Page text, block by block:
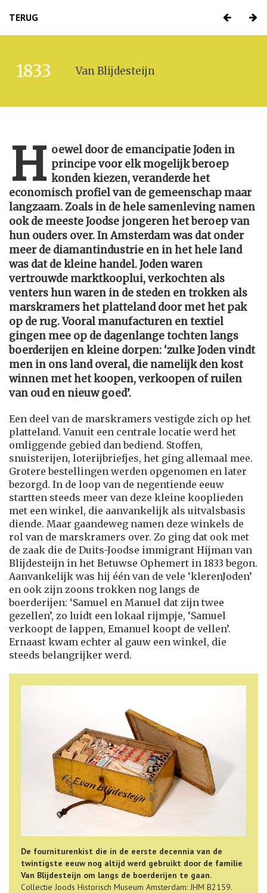
TERUG
1833 Van Blijdesteijn
H oewel door de emancipatie Joden in
principe voor elk mogelijk beroep
konden kiezen, veranderde het
economisch profiel van de gemeenschap maar
langzaam. Zoals in de hele samenleving namen
ook de meeste Joodse jongeren het beroep van
hun ouders over. In Amsterdam was dat onder
meer de diamantindustrie en in het hele land
was dat de kleine handel. Joden waren
vertrouwde marktkooplui, verkochten als
venters hun waren in de steden en trokken als
marskramers het platteland door met het pak
op de rug. Vooral manufacturen en textiel
gingen mee op de dagenlange tochten langs
boerderijen en kleine dorpen: ‘zulke Joden vindt
men in ons land overal, die namelijk den kost
winnen met het koopen, verkoopen of ruilen
van oud en nieuw goed’.
Een deel van de marskramers vestigde zich op het
platteland. Vanuit een centrale locatie werd het
omliggende gebied dan bediend. Stoffen,
snuisterijen, loterijbriefjes, het ging allemaal mee.
Grotere bestellingen werden opgenomen en later
bezorgd. In de loop van de negentiende eeuw
startten steeds meer van deze kleine kooplieden
met een winkel, die aanvankelijk als uitvalsbasis
diende. Maar gaandeweg namen deze winkels de
rol van de marskramers over. Zo ging dat ook met
de zaak die de Duits-Joodse immigrant Hijman van
Blijdesteijn in het Betuwse Ophemert in 1833 begon.
Aanvankelijk was hij één van de vele ‘klerenJoden’
en ook zijn zoons trokken nog langs de
boerderijen: ‘Samuel en Manuel dat zijn twee
gezellen’, zo luidt een lokaal rijmpje, ‘Samuel
verkoopt de lappen, Emanuel koopt de vellen’.
Ernaast kwam echter al gauw een winkel, die
steeds belangrijker werd.
De fourniturenkist die in de eerste decennia van de
twintigste eeuw nog altijd werd gebruikt door de familie
Van Blijdesteijn om langs de boerderijen te gaan.
Collectie Joods Historisch Museum Amsterdam: JHM B2159.